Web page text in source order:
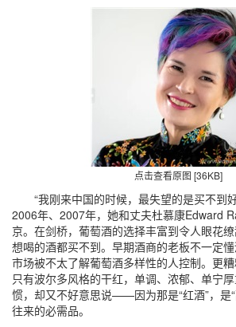
点击查看原图 [36KB]
“我刚来中国的时候，最失望的是买不到好
2006年、2007年，她和丈夫杜慕康Edward
京。在剑桥，葡萄酒的选择丰富到令人眼花
想喝的酒都买不到。早期酒商的老板不一定懂
市场被不太了解葡萄酒多样性的人控制。更
只有波尔多风格的干红，单调、浓郁、单宁
惯，却又不好意思说——因为那是“红酒”，是
往来的必需品。